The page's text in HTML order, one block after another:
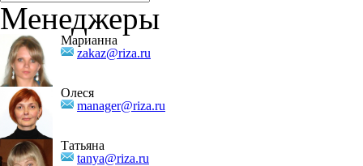
Менеджеры
Марианна
zakaz@riza.ru
Олеся
manager@riza.ru
Татьяна
tanya@riza.ru